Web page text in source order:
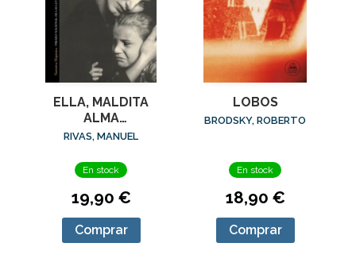
ELLA, MALDITA
ALMA
(ED.AMPLIADA)
RIVAS, MANUEL
En stock
19,90 €
Comprar
LOBOS
BRODSKY, ROBERTO
En stock
18,90 €
Comprar